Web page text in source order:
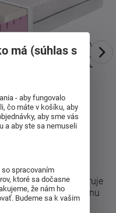
tlak, podporuje
reaguje na zmenu
má (súhlas s
- aby fungovalo
čo máte v košíku, aby
aby sme vás
a aby ste sa nemuseli
so spracovaním
ktoré sa dočasne
že nám ho
Budeme sa k vašim